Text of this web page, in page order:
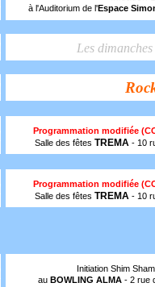
à l'Auditorium de l'Espace
Les
Programmation modifiée
Salle des fêtesTREMA - 10
Programmation modifiée
Salle des fêtesTREMA - 10
Initiation Shim
auBOWLING ALMA - 2 rue